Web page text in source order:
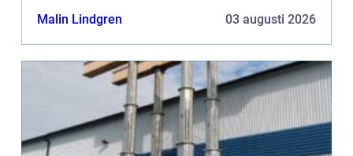
Malin Lindgren 03 augusti 2026